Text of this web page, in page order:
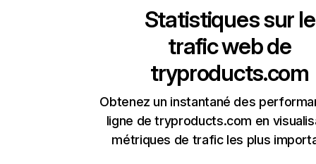
Statistiques sur le
trafic web de
tryproducts.com
Obtenez un instantané des
ligne de tryproducts.com en
métriques de trafic les plus